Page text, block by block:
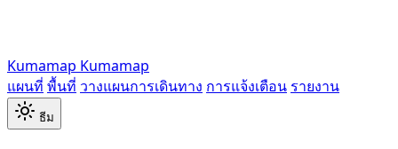
Kumamap Kumamap
แผนที่ พื้นที่ วางแผนการเดินทาง การแจ้งเตือน รายงาน
ธีม